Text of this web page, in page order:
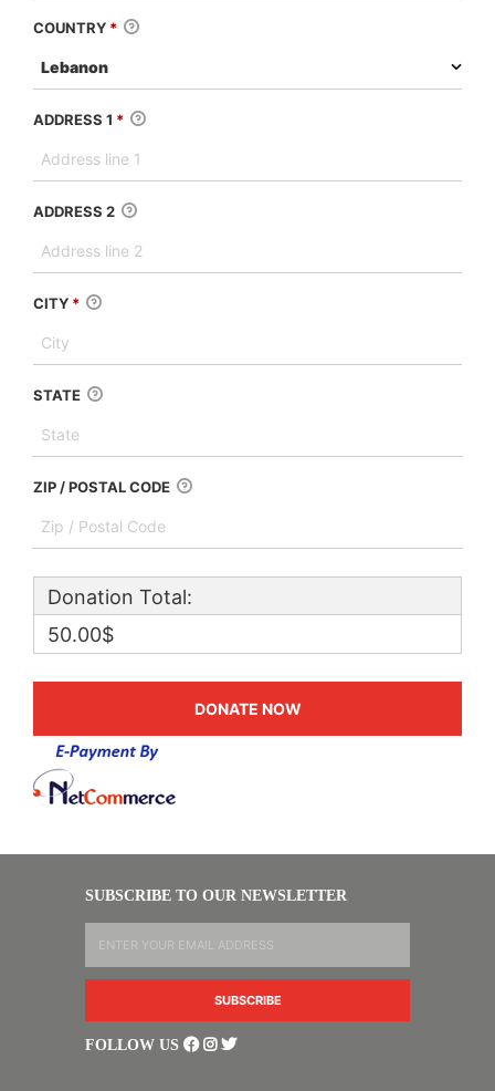
COUNTRY *
ADDRESS 1 *
ADDRESS 2
CITY *
STATE
ZIP / POSTAL CODE
Donation Total:
50.00$
SUBSCRIBE TO OUR NEWSLETTER
FOLLOW US